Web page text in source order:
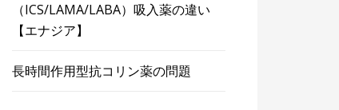
（ICS/LAMA/LABA）吸入薬の違い
【エナジア】
長時間作用型抗コリン薬の問題